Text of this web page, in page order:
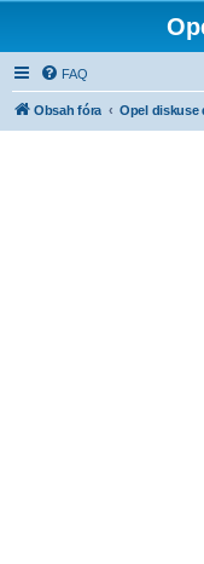
FAQ
Obsah fóra